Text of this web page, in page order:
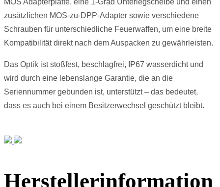
zusätzlichen MOS-zu-DPP-Adapter sowie verschiedene
Schrauben für unterschiedliche Feuerwaffen, um eine breite
Kompatibilität direkt nach dem Auspacken zu gewährleisten.
Das Optik ist stoßfest, beschlagfrei, IP67 wasserdicht und
wird durch eine lebenslange Garantie, die an die
Seriennummer gebunden ist, unterstützt – das bedeutet,
dass es auch bei einem Besitzerwechsel geschützt bleibt.
Herstellerinformation